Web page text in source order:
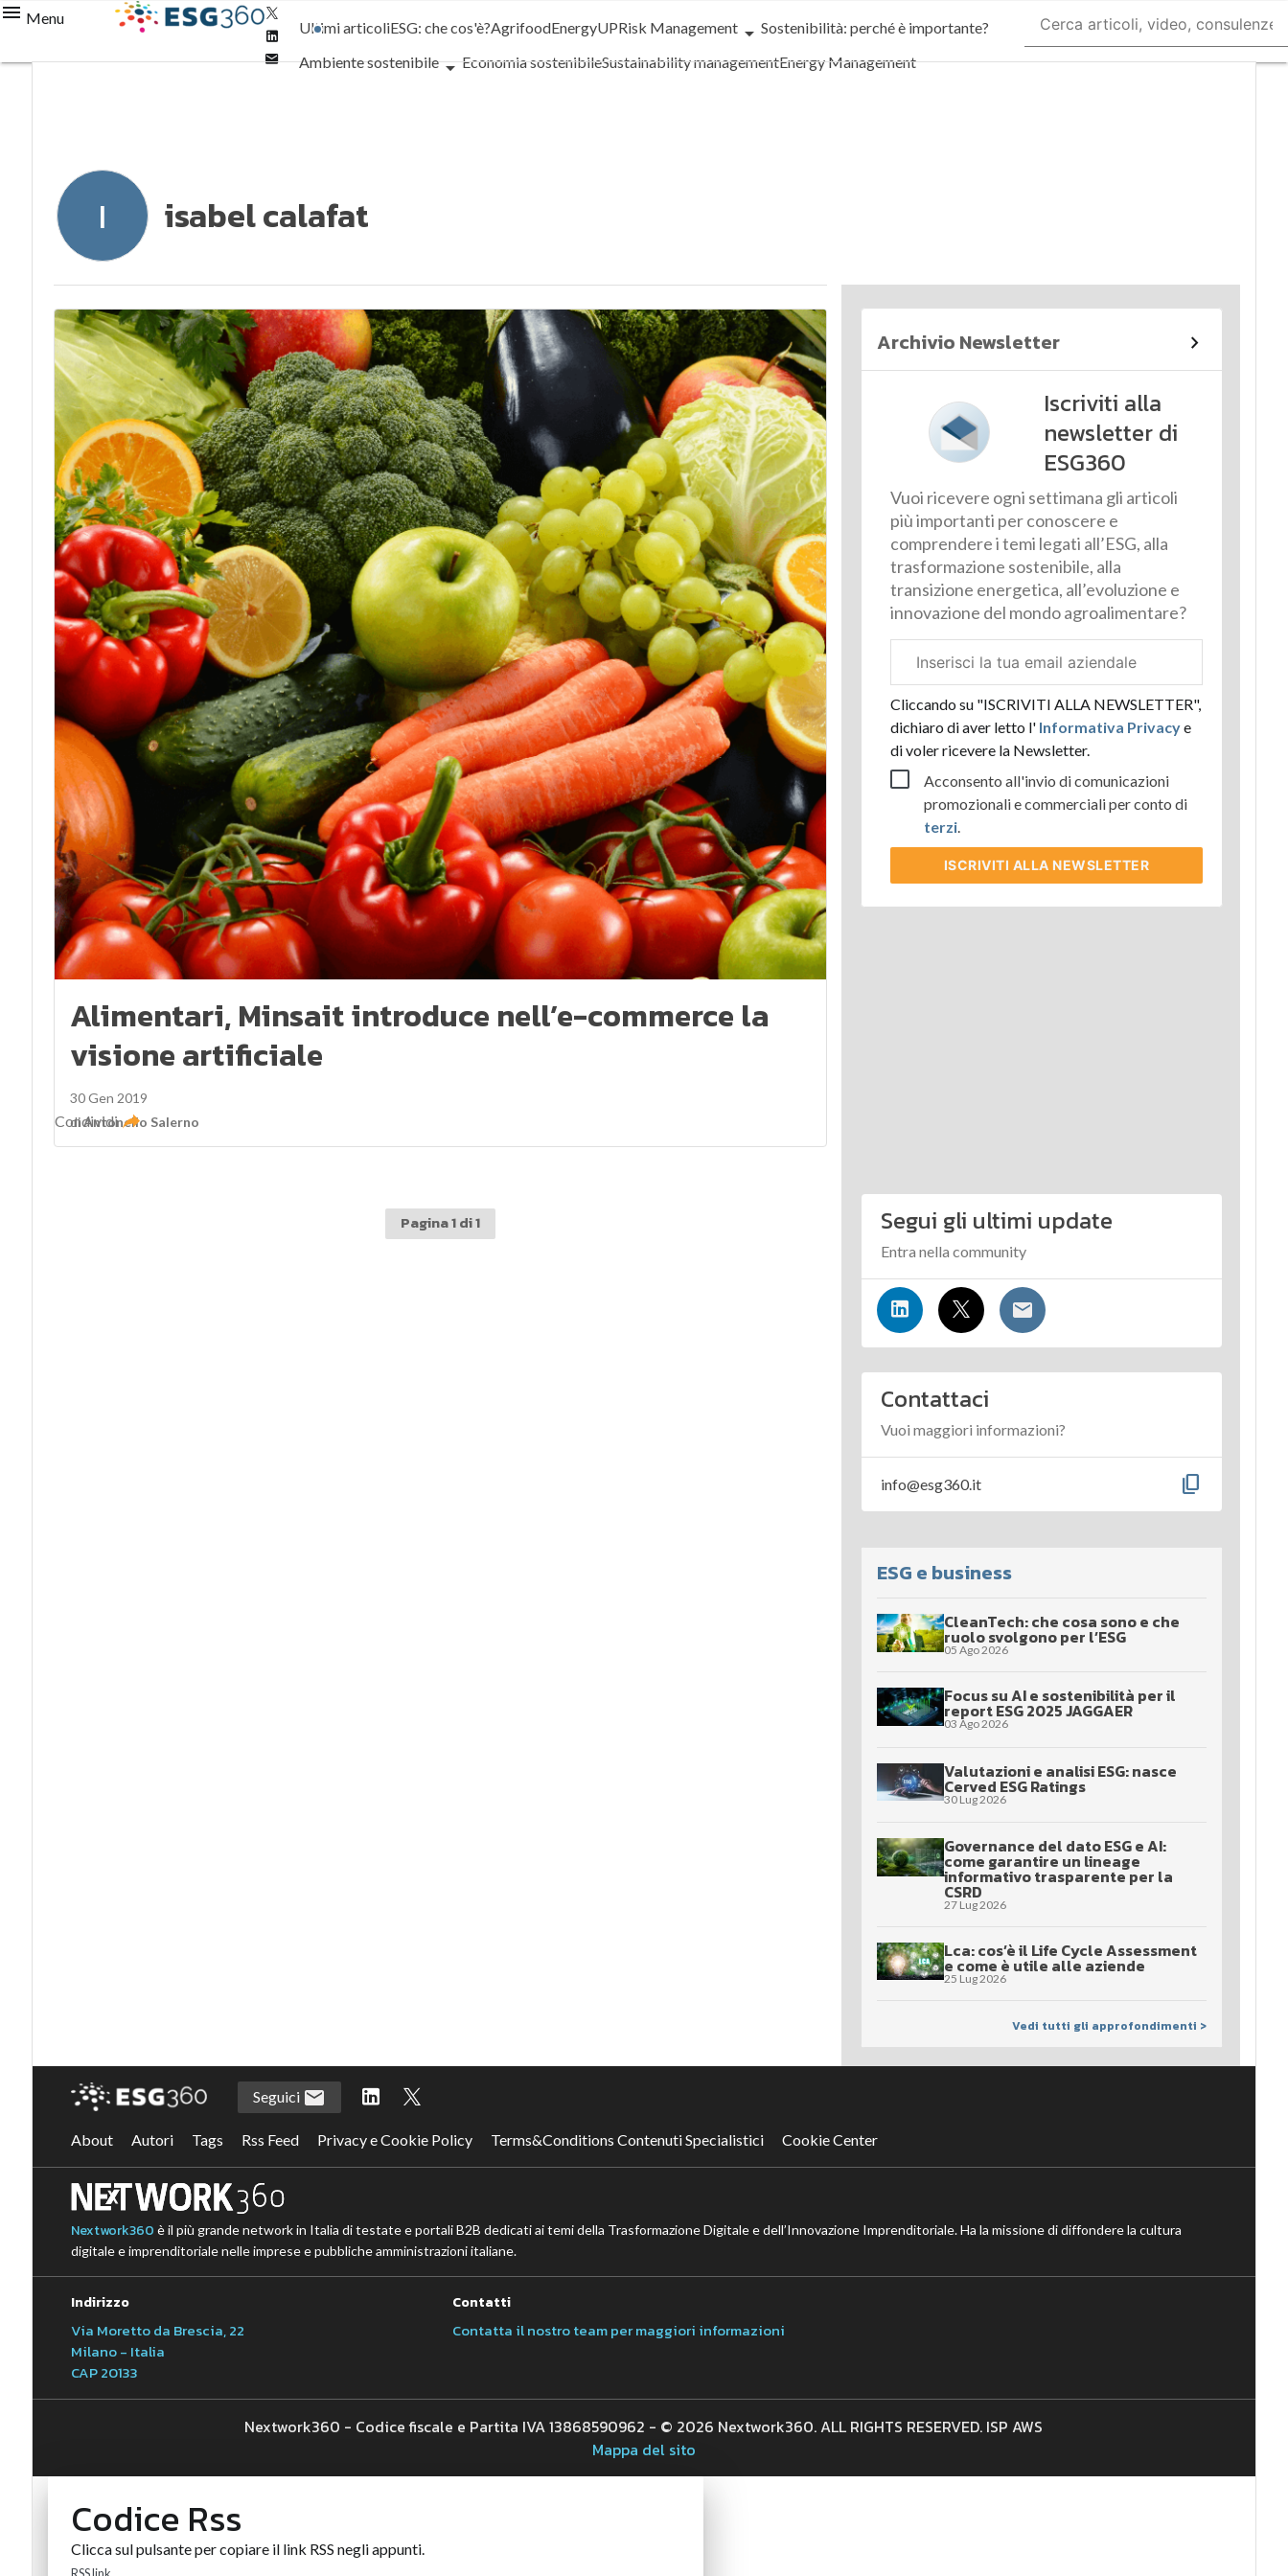
Menu
Linkedin
Email
Ultimi articoliESG: che cos'è?AgrifoodEnergyUPRisk Management
Sostenibilità: perché è importante?
Ambiente sostenibile
Economia sostenibileSustainability managementEnergy Management
I isabel calafat
Alimentari, Minsait introduce nell’e-commerce la
visione artificiale
30 Gen 2019
diAntonello Salerno
Condividi
Pagina 1 di 1
Archivio Newsletter
Iscriviti alla
newsletter di
ESG360
Vuoi ricevere ogni settimana gli articoli
più importanti per conoscere e
comprendere i temi legati all’ESG, alla
trasformazione sostenibile, alla
transizione energetica, all’evoluzione e
innovazione del mondo agroalimentare?
aziendale
Cliccando su "ISCRIVITI ALLA NEWSLETTER",
dichiaro di aver letto l'Informativa Privacye
di voler ricevere la Newsletter.
Acconsento all'invio di comunicazioni
promozionali e commerciali per conto di
terzi.
ISCRIVITI ALLA NEWSLETTER
Segui gli ultimi update
Entra nella community
Contattaci
Vuoi maggiori informazioni?
info@esg360.it content_copy
ESG e business
CleanTech: che cosa sono e che
ruolo svolgono per l’ESG
05 Ago 2026
Focus su AI e sostenibilità per il
report ESG 2025 JAGGAER
03 Ago 2026
Valutazioni e analisi ESG: nasce
Cerved ESG Ratings
30 Lug 2026
Governance del dato ESG e AI:
come garantire un lineage
informativo trasparente per la
CSRD
27 Lug 2026
Lca: cos’è il Life Cycle Assessment
e come è utile alle aziende
25 Lug 2026
Vedi tutti gli approfondimenti >
Seguici
About Autori Tags Rss Feed Privacy e Cookie Policy Terms&Conditions Contenuti Specialistici Cookie Center
Nextwork360 è il più grande network in Italia di testate e portali B2B dedicati ai temi della Trasformazione Digitale e dell’Innovazione Imprenditoriale. Ha la missione di diffondere la cultura
digitale e imprenditoriale nelle imprese e pubbliche amministrazioni italiane.
Indirizzo
Via Moretto da Brescia, 22
Milano - Italia
CAP 20133
Contatti
Contatta il nostro team per maggiori informazioni
Nextwork360 - Codice fiscale e Partita IVA 13868590962 - © 2026 Nextwork360. ALL RIGHTS RESERVED. ISP AWS
Mappa del sito
Codice Rss
Clicca sul pulsante per copiare il link RSS negli appunti.